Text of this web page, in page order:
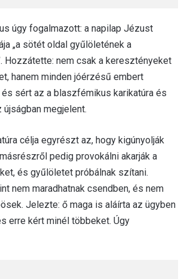
úgy fogalmazott: a napilap Jézust
„a sötét oldal gyűlöletének a
Hozzátette: nem csak a keresztényeket
hanem minden jóérzésű embert
sért az a blaszfémikus karikatúra és
megjelent.
célja egyrészt az, hogy kigúnyolják
pedig provokálni akarják a
és gyűlöletet próbálnak szítani.
nem maradhatnak csendben, és nem
Jelezte: ő maga is aláírta az ügyben
erre kért minél többeket. Úgy